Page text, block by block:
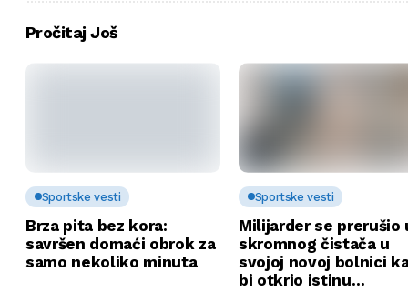
Pročitaj Još
Sportske vesti
Brza pita bez kora:
savršen domaći obrok za
samo nekoliko minuta
Sportske vesti
Milijarder se prerušio
skromnog čistača u
svojoj novoj bolnici
bi otkrio istinu…